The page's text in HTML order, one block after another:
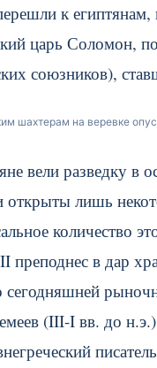
к
царь Соломон,
союзников),
шахтерам на веревке
вели разведку
открыты лишь
количество
преподнес в дар
(III-I вв. до